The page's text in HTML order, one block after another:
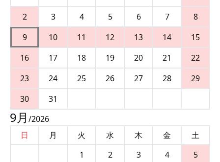
2
3 4 5 6 7
8
9
10 11 12 13 14
15
16
17 18 19 20 21
22
23
24 25 26 27 28
29
30
31
9月 /2026
日
月 火 水 木 金
土
1
2 3 4
5